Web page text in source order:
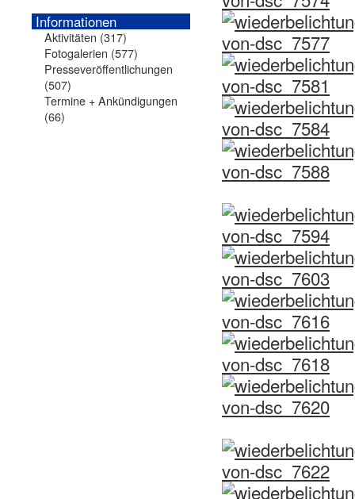
Informationen
Aktivitäten (317)
Fotogalerien (577)
Presseveröffentlichungen
(507)
Termine + Ankündigungen
(66)